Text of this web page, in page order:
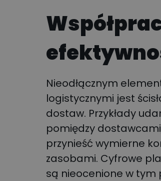
Nieodłącznym
logistycznymi jest
dostaw. Przykłady
pomiędzy
przynieść wymierne
zasobami. Cyfrowe
są nieocenione w tym